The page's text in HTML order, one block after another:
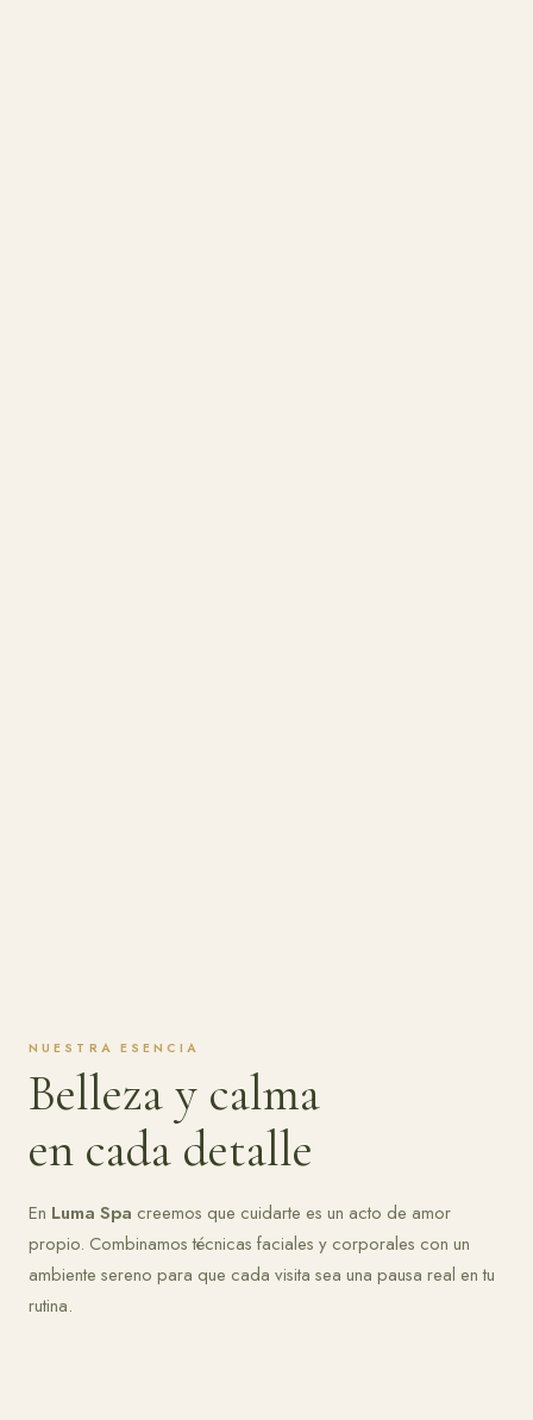
NUESTRA ESENCIA
Belleza y calma
en cada detalle
En Luma Spa creemos que cuidarte es un acto de amor
propio. Combinamos técnicas faciales y corporales con un
ambiente sereno para que cada visita sea una pausa real en tu
rutina.